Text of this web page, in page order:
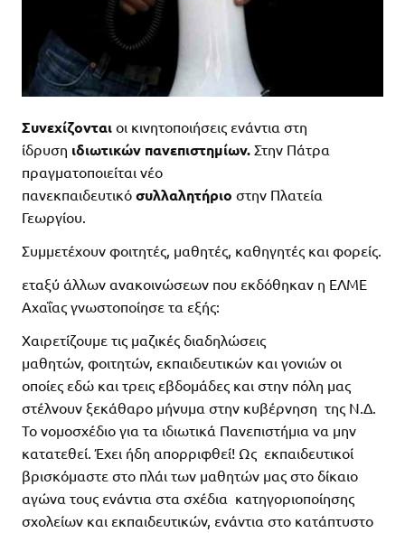
Συνεχίζονται οι κινητοποιήσεις ενάντια στη
ίδρυση ιδιωτικών πανεπιστημίων. Στην Πάτρα
πραγματοποιείται νέο
πανεκπαιδευτικό συλλαλητήριo στην Πλατεία
Γεωργίου.
Συμμετέχουν φοιτητές, μαθητές, καθηγητές και φορείς.
εταξύ άλλων ανακοινώσεων που εκδόθηκαν η ΕΛΜΕ
Αχαΐας γνωστοποίησε τα εξής:
Χαιρετίζουμε τις μαζικές διαδηλώσεις
μαθητών, φοιτητών, εκπαιδευτικών και γονιών οι
οποίες εδώ και τρεις εβδομάδες και στην πόλη μας
στέλνουν ξεκάθαρο μήνυμα στην κυβέρνηση της Ν.Δ.
Το νομοσχέδιο για τα ιδιωτικά Πανεπιστήμια να μην
κατατεθεί. Έχει ήδη απορριφθεί! Ως εκπαιδευτικοί
βρισκόμαστε στο πλάι των μαθητών μας στο δίκαιο
αγώνα τους ενάντια στα σχέδια κατηγοριοποίησης
σχολείων και εκπαιδευτικών, ενάντια στο κατάπτυστο